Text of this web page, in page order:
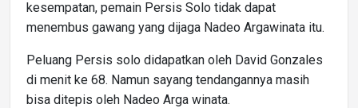
kesempatan, pemain Persis Solo tidak dapat
menembus gawang yang dijaga Nadeo Argawinata itu.
Peluang Persis solo didapatkan oleh David Gonzales
di menit ke 68. Namun sayang tendangannya masih
bisa ditepis oleh Nadeo Arga winata.